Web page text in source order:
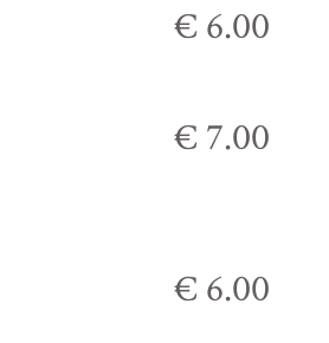
€ 6.00
€ 7.00
€ 6.00